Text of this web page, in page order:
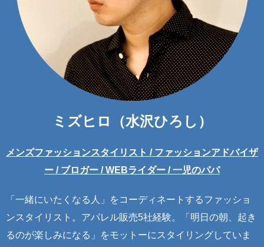
ミズヒロ（水沢ひろし）
メンズファッションスタイリスト / ファッションアドバイザ
ー / ブロガー / WEBライダー / 一児のパパ
「一緒にいたくなる人」をコーディネートするファッショ
ンスタイリスト。アパレル販売5社経験。「明日の朝、起き
るのが楽しみになる」をモットーにスタイリングしていま